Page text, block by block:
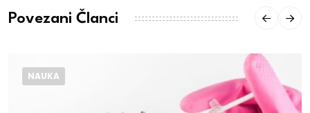
Povezani Članci
NAUKA